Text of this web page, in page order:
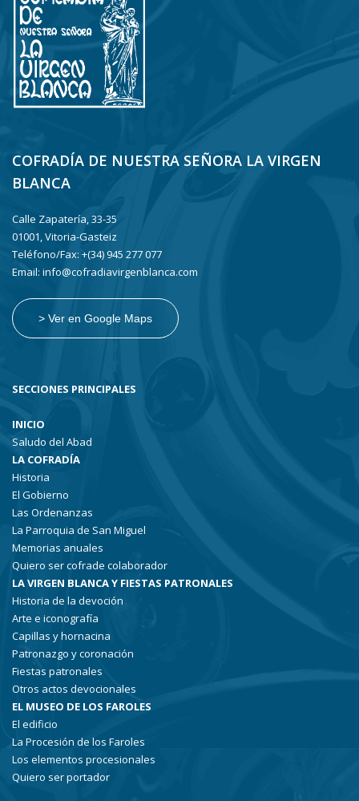
COFRADÍA DE NUESTRA SEÑORA LA VIRGEN
BLANCA
Calle Zapatería, 33-35
01001, Vitoria-Gasteiz
Teléfono/Fax: +(34) 945 277 077
Email: info@cofradiavirgenblanca.com
> Ver en Google Maps
SECCIONES PRINCIPALES
INICIO
Saludo del Abad
LA COFRADÍA
Historia
El Gobierno
Las Ordenanzas
La Parroquia de San Miguel
Memorias anuales
Quiero ser cofrade colaborador
LA VIRGEN BLANCA Y FIESTAS PATRONALES
Historia de la devoción
Arte e iconografía
Capillas y hornacina
Patronazgo y coronación
Fiestas patronales
Otros actos devocionales
EL MUSEO DE LOS FAROLES
El edificio
La Procesión de los Faroles
Los elementos procesionales
Quiero ser portador